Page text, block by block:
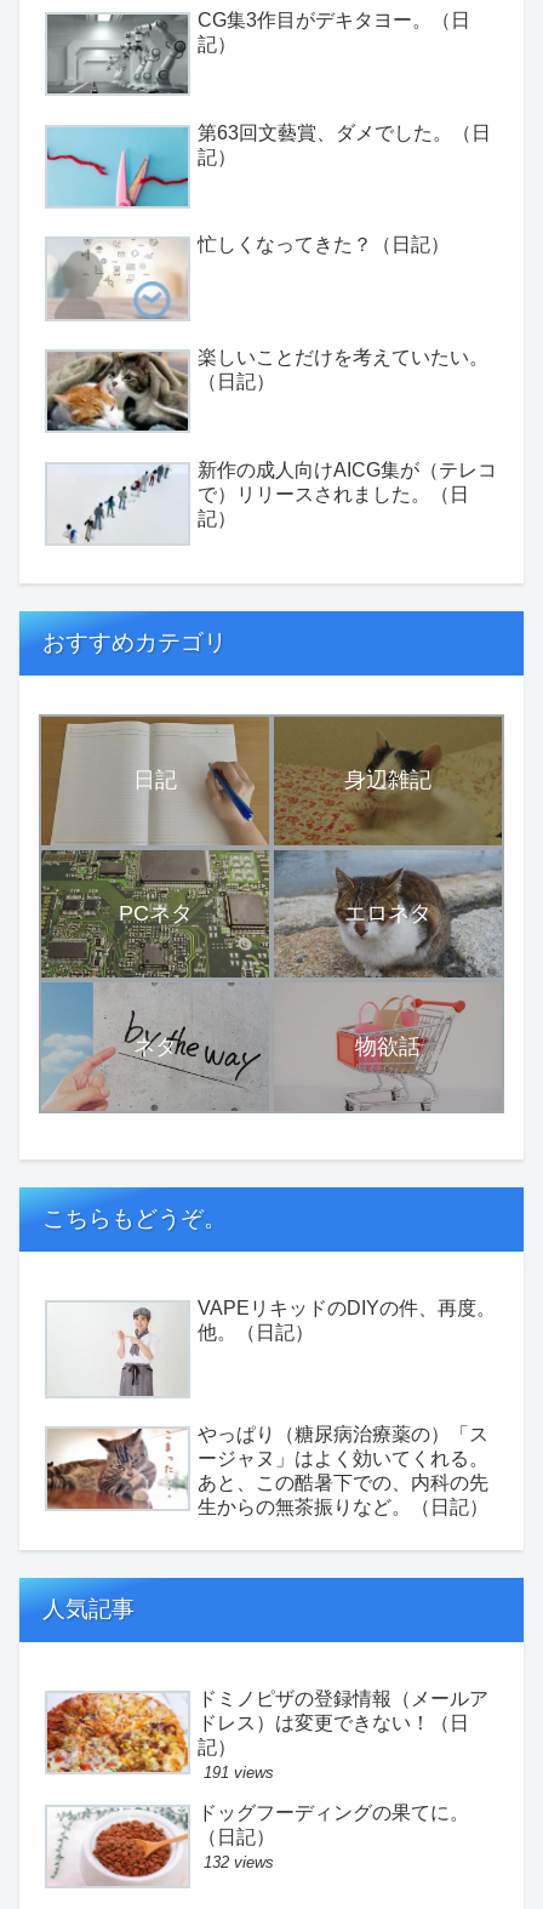
CG集3作目がデキタヨー。（日
記）
第63回文藝賞、ダメでした。（日
記）
忙しくなってきた？（日記）
楽しいことだけを考えていたい。
（日記）
新作の成人向けAICG集が（テレコ
で）リリースされました。（日
記）
おすすめカテゴリ
日記 身辺雑記
PCネタ エロネタ
ネタ 物欲話
こちらもどうぞ。
VAPEリキッドのDIYの件、再度。
他。（日記）
やっぱり（糖尿病治療薬の）「ス
ージャヌ」はよく効いてくれる。
あと、この酷暑下での、内科の先
生からの無茶振りなど。（日記）
人気記事
ドミノピザの登録情報（メールア
ドレス）は変更できない！（日
記）
191 views
ドッグフーディングの果てに。
（日記）
132 views